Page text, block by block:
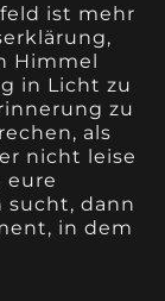
ist mehr
Himmel
in Licht zu
zu
als
nicht leise
eure
sucht, dann
in dem